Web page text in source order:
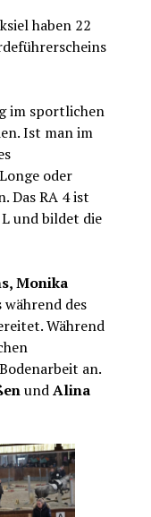
haben 22
im sportlichen
Ist man im
oder
Das RA 4 ist
und bildet die
Monika
des
Während
an.
undAlina